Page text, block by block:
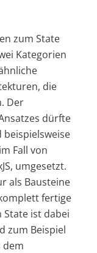
zum State
Kategorien
die
Der
dürfte
beispielsweise
Fall von
umgesetzt.
als Bausteine
fertige
State ist dabei
zum Beispiel
dem